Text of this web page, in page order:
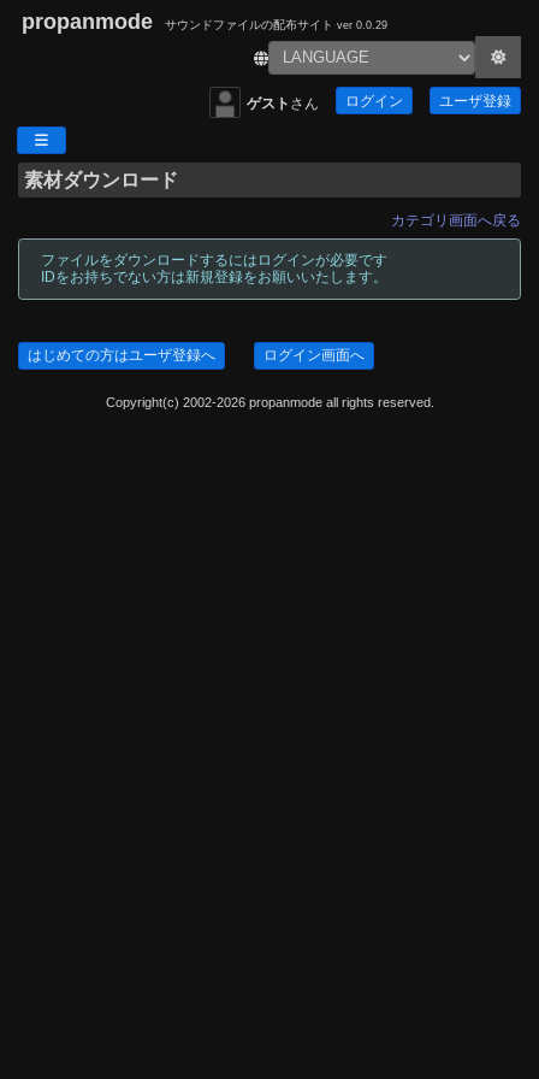
propanmode サウンドファイルの配布サイト ver 0.0.29
ゲスト さん ログイン ユーザ登録
素材ダウンロード
カテゴリ画面へ戻る
ファイルをダウンロードするにはログインが必要です
IDをお持ちでない方は新規登録をお願いいたします。
はじめての方はユーザ登録へ ログイン画面へ
Copyright(c) 2002-2026 propanmode all rights reserved.